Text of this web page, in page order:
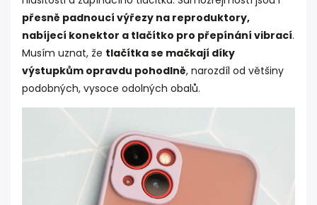
přesně padnoucí výřezy na reproduktory,
nabíjecí konektor a tlačítko pro přepínání vibrací.
Musím uznat, že tlačítka se mačkají díky
výstupkům opravdu pohodlně, narozdíl od většiny
podobných, vysoce odolných obalů.